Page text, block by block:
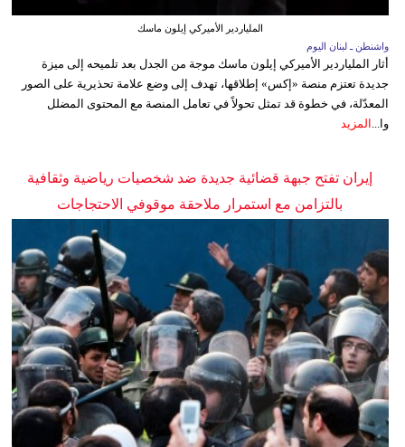
الملياردير الأميركي إيلون ماسك
واشنطن ـ لبنان اليوم
أثار الملياردير الأميركي إيلون ماسك موجة من الجدل بعد تلميحه إلى ميزة
جديدة تعتزم منصة «إكس» إطلاقها، تهدف إلى وضع علامة تحذيرية على الصور
المعدّلة، في خطوة قد تمثل تحولاً في تعامل المنصة مع المحتوى المضلل
وا...
المزيد
إيران تفتح جبهة قضائية جديدة ضد شخصيات رياضية وثقافية
بالتزامن مع استمرار ملاحقة موقوفي الاحتجاجات